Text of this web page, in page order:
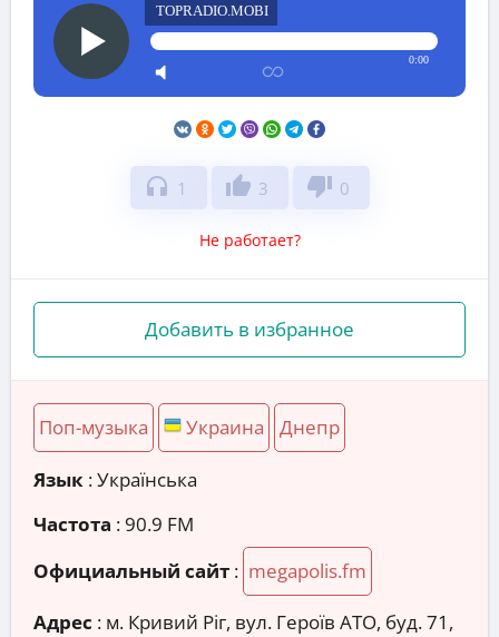
TOPRADIO.MOBI
0:00
headphones 1 thumb_up 3 thumb_down 0
Не работает?
Добавить в избранное
Поп-музыка Украина Днепр
Язык : Українська
Частота : 90.9 FM
Официальный сайт : megapolis.fm
Адрес : м. Кривий Ріг, вул. Героїв АТО, буд. 71,